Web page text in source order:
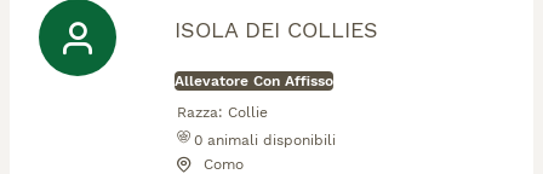
ISOLA DEI COLLIES
Allevatore Con Affisso
Razza: Collie
0 animali disponibili
Como